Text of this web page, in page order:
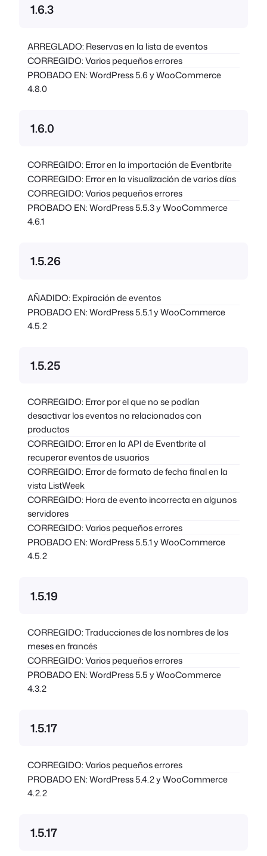
1.6.3
ARREGLADO: Reservas en la lista de eventos
CORREGIDO: Varios pequeños errores
PROBADO EN: WordPress 5.6 y WooCommerce
4.8.0
1.6.0
CORREGIDO: Error en la importación de Eventbrite
CORREGIDO: Error en la visualización de varios días
CORREGIDO: Varios pequeños errores
PROBADO EN: WordPress 5.5.3 y WooCommerce
4.6.1
1.5.26
AÑADIDO: Expiración de eventos
PROBADO EN: WordPress 5.5.1 y WooCommerce
4.5.2
1.5.25
CORREGIDO: Error por el que no se podían
desactivar los eventos no relacionados con
productos
CORREGIDO: Error en la API de Eventbrite al
recuperar eventos de usuarios
CORREGIDO: Error de formato de fecha final en la
vista ListWeek
CORREGIDO: Hora de evento incorrecta en algunos
servidores
CORREGIDO: Varios pequeños errores
PROBADO EN: WordPress 5.5.1 y WooCommerce
4.5.2
1.5.19
CORREGIDO: Traducciones de los nombres de los
meses en francés
CORREGIDO: Varios pequeños errores
PROBADO EN: WordPress 5.5 y WooCommerce
4.3.2
1.5.17
CORREGIDO: Varios pequeños errores
PROBADO EN: WordPress 5.4.2 y WooCommerce
4.2.2
1.5.17